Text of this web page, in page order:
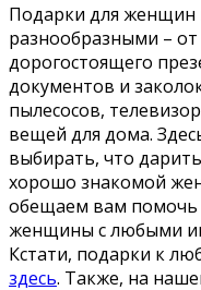
Подарки для женщин
разнообразными –
дорогостоящего
документов и
пылесосов,
вещей для дома.
выбирать, что
хорошо знакомой
обещаем вам помочь
женщины с любыми
Кстати, подарки к
здесь. Также, на